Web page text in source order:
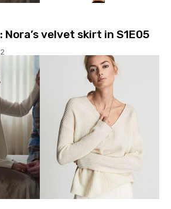
: Nora’s velvet skirt in S1E05